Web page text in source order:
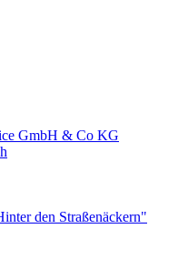
GmbH & Co KG
den Straßenäckern"